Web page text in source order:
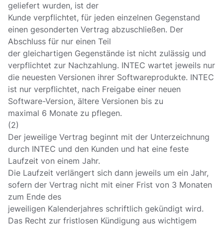
geliefert wurden, ist der
Kunde verpflichtet, für jeden einzelnen Gegenstand
einen gesonderten Vertrag abzuschließen. Der
Abschluss für nur einen Teil
der gleichartigen Gegenstände ist nicht zulässig und
verpflichtet zur Nachzahlung. INTEC wartet jeweils nur
die neuesten Versionen ihrer Softwareprodukte. INTEC
ist nur verpflichtet, nach Freigabe einer neuen
Software-Version, ältere Versionen bis zu
maximal 6 Monate zu pflegen.
(2)
Der jeweilige Vertrag beginnt mit der Unterzeichnung
durch INTEC und den Kunden und hat eine feste
Laufzeit von einem Jahr.
Die Laufzeit verlängert sich dann jeweils um ein Jahr,
sofern der Vertrag nicht mit einer Frist von 3 Monaten
zum Ende des
jeweiligen Kalenderjahres schriftlich gekündigt wird.
Das Recht zur fristlosen Kündigung aus wichtigem